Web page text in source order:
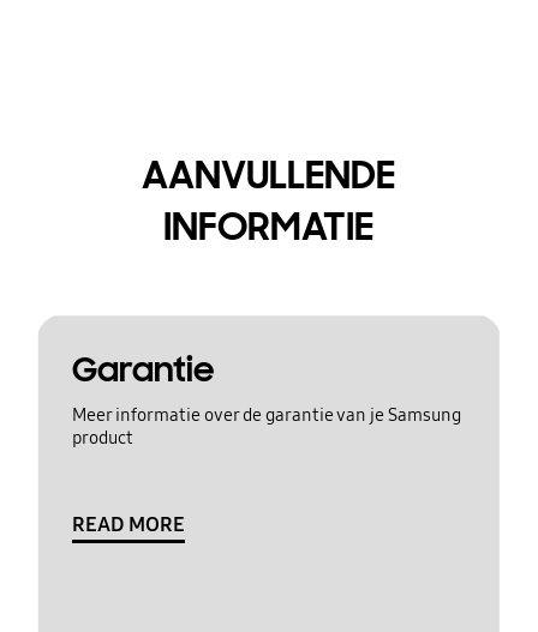
AANVULLENDE
INFORMATIE
Garantie
Meer informatie over de garantie van je Samsung
product
READ MORE